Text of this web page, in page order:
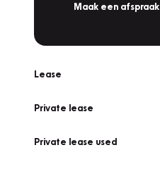
Maak een afspraak
Lease
Private lease
Private lease used